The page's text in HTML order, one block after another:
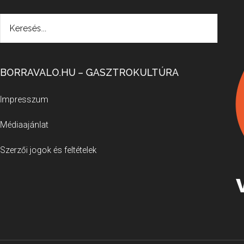
BORRAVALO.HU – GASZTROKULTÚRA
Impresszum
Médiaajánlat
Szerzői jogok és feltételek